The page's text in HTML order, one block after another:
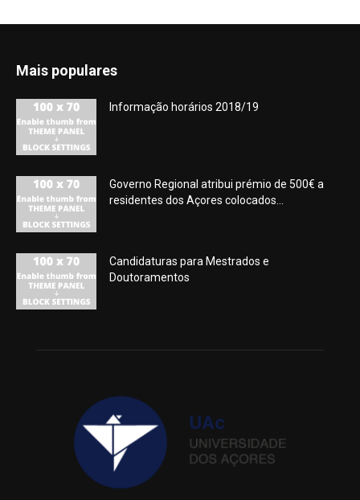
Mais populares
Informação horários 2018/19
Governo Regional atribui prémio de 500€ a
residentes dos Açores colocados...
Candidaturas para Mestrados e
Doutoramentos